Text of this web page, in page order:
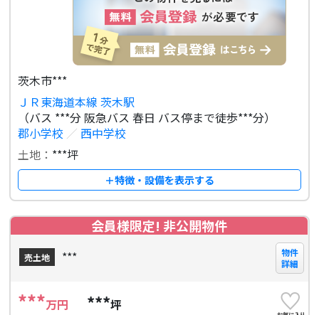
茨木市***
ＪＲ東海道本線 茨木駅
（バス ***分 阪急バス 春日 バス停まで徒歩***分）
郡小学校 ／ 西中学校
土地： ***坪
＋特徴・設備を表示する
会員様限定! 非公開物件
売土地 ***
物件
詳細
***万円 ***坪